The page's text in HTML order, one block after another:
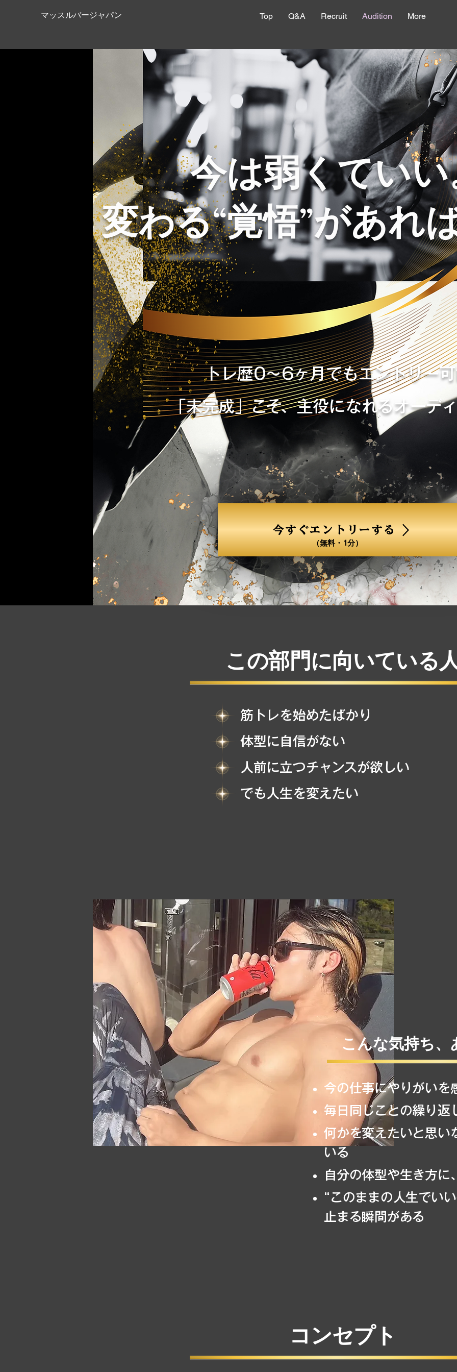
マッスルバージャパン Top Q&A Recruit Audition More
今は弱くてい
変わる“覚悟”があれ
トレ歴0〜6ヶ月でもエントリー
「未完成」こそ、主役になれるオーデ
今すぐエントリーする
（無料・1分）
この部門に向いている
筋トレを始めたばかり
体型に自信がない
人前に立つチャンスが欲しい
でも人生を変えたい
こんな気持ち
今の仕事にやりがいを
毎日同じことの繰り返
何かを変えたいと思い
いる
自分の体型や生き方に
“このままの人生でい
止まる瞬間がある
コンセプト